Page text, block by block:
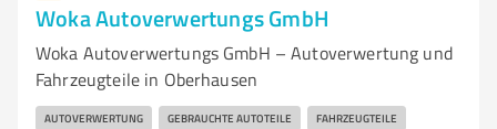
Woka Autoverwertungs GmbH
Woka Autoverwertungs GmbH – Autoverwertung und
Fahrzeugteile in Oberhausen
AUTOVERWERTUNG GEBRAUCHTE AUTOTEILE FAHRZEUGTEILE